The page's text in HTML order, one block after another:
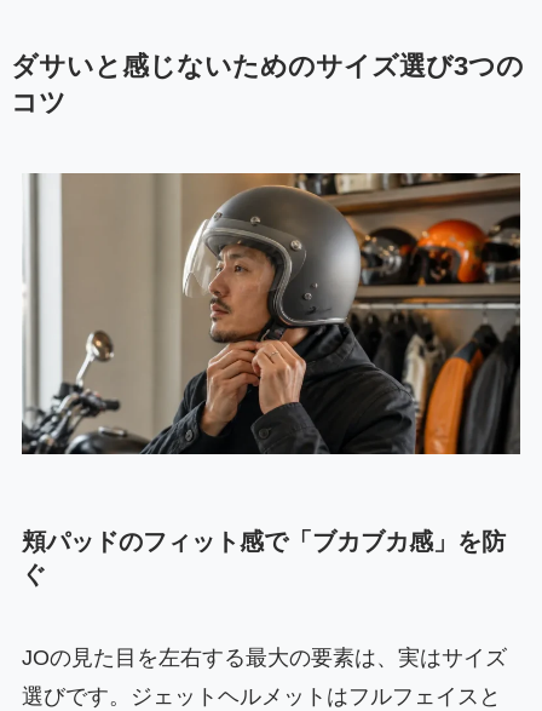
ダサいと感じないためのサイズ選び3つの
コツ
頬パッドのフィット感で「ブカブカ感」を防
ぐ
JOの見た目を左右する最大の要素は、実はサイズ
選びです。ジェットヘルメットはフルフェイスと